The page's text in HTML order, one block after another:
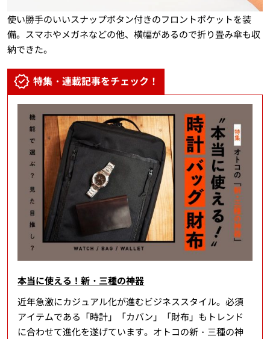
使い勝手のいいスナップボタン付きのフロントポケットを装
備。スマホやメガネなどの他、横幅があるので折り畳み傘も収
納できた。
特集・連載記事をチェック！
本当に使える！新・三種の神器
近年急激にカジュアル化が進むビジネススタイル。必須
アイテムである「時計」「カバン」「財布」もトレンド
に合わせて進化を遂げています。オトコの新・三種の神